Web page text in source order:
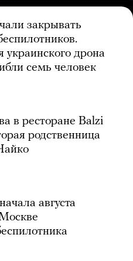
закрывать
украинского дрона
семь человек
в ресторане Balzi
родственница
августа